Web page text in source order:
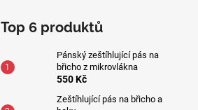
Top 6 produktů
Pánský zeštíhlující pás na
břicho z mikrovlákna
550 Kč
Zeštíhlující pás na břicho a